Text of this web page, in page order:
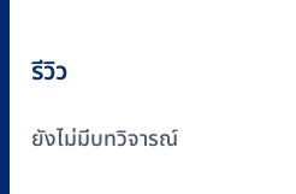
รีวิว
ยังไม่มีบทวิจารณ์